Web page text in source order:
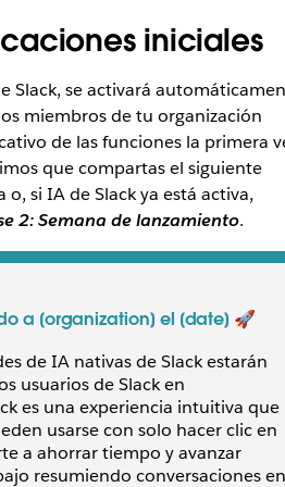
iniciales
Slack, se activará
miembros de tu organización
de las funciones la primera
que compartas el siguiente
si IA de Slack ya está activa,
2: Semana de lanzamiento.
a [organization] el [date] 🚀
de IA nativas de Slack estarán
usuarios de Slack en
es una experiencia intuitiva que
usarse con solo hacer clic en
a ahorrar tiempo y avanzar
resumiendo conversaciones en